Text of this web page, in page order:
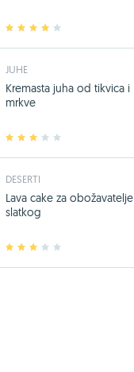
2 3 4
JUHE
2 3 4
Kremasta juha od tikvica i
mrkve
DESERTI
2 3 4
Lava cake za obožavatelje
slatkog